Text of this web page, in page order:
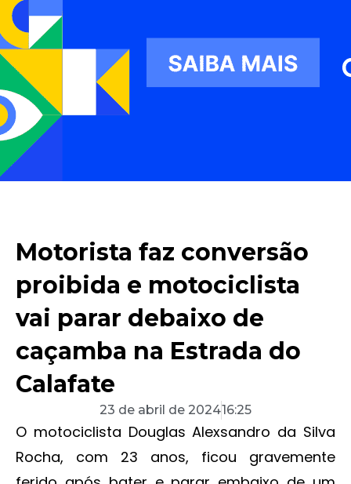
Motorista faz conversão
proibida e motociclista
vai parar debaixo de
caçamba na Estrada do
Calafate
23 de abril de 202416:25
O motociclista Douglas Alexsandro da Silva
Rocha, com 23 anos, ficou gravemente